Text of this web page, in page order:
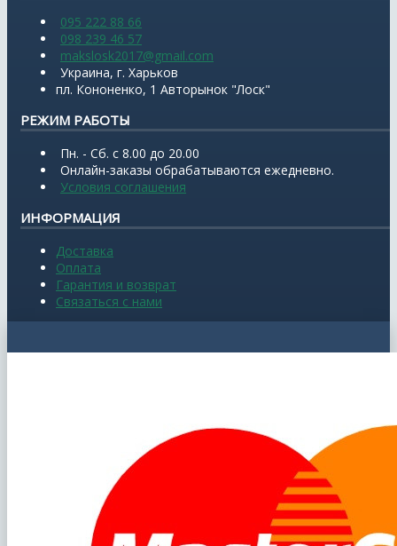
095 222 88 66
098 239 46 57
makslosk2017@gmail.com
Украина, г. Харьков
пл. Кононенко, 1 Авторынок "Лоск"
РЕЖИМ РАБОТЫ
Пн. - Сб. с 8.00 до 20.00
Онлайн-заказы обрабатываются ежедневно.
Условия соглашения
ИНФОРМАЦИЯ
Доставка
Оплата
Гарантия и возврат
Связаться с нами